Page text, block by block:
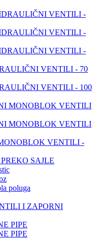
VENTILI -
VENTILI -
VENTILI -
VENTILI - 70
VENTILI - 100
MONOBLOK VENTILI
MONOBLOK VENTILI
VENTILI -
SAJLE
poluga
I ZAPORNI
PIPE
PIPE